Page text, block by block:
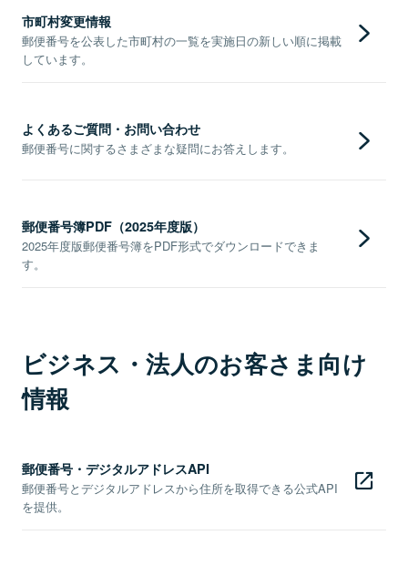
市町村変更情報
郵便番号を公表した市町村の一覧を実施日の新しい順に掲載
しています。
よくあるご質問・お問い合わせ
郵便番号に関するさまざまな疑問にお答えします。
郵便番号簿PDF（2025年度版）
2025年度版郵便番号簿をPDF形式でダウンロードできま
す。
ビジネス・法人のお客さま向け
情報
郵便番号・デジタルアドレスAPI
郵便番号とデジタルアドレスから住所を取得できる公式API
を提供。